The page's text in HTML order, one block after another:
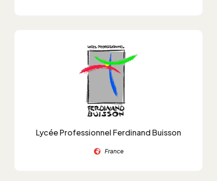
Lycée Professionnel Ferdinand Buisson
France